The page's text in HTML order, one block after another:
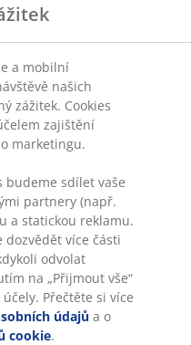
a mobilní
našich
zážitek. Cookies
zajištění
marketingu.
budeme sdílet vaše
partnery (např.
a statickou reklamu.
více části
odvolat
na „Přijmout vše“
Přečtěte si více
údajů a o
cookie.